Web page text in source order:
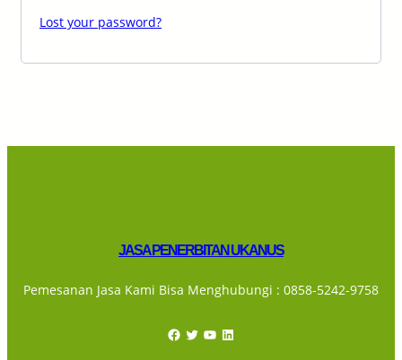
Lost your password?
JASA PENERBITAN UKANUS
Pemesanan Jasa Kami Bisa Menghubungi : 0858-5242-9758
Facebook Twitter YouTube LinkedIn